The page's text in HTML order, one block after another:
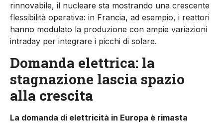
rinnovabile, il nucleare sta mostrando una crescente
flessibilità operativa: in Francia, ad esempio, i reattori
hanno modulato la produzione con ampie variazioni
intraday per integrare i picchi di solare.
Domanda elettrica: la
stagnazione lascia spazio
alla crescita
La domanda di elettricità in Europa è rimasta